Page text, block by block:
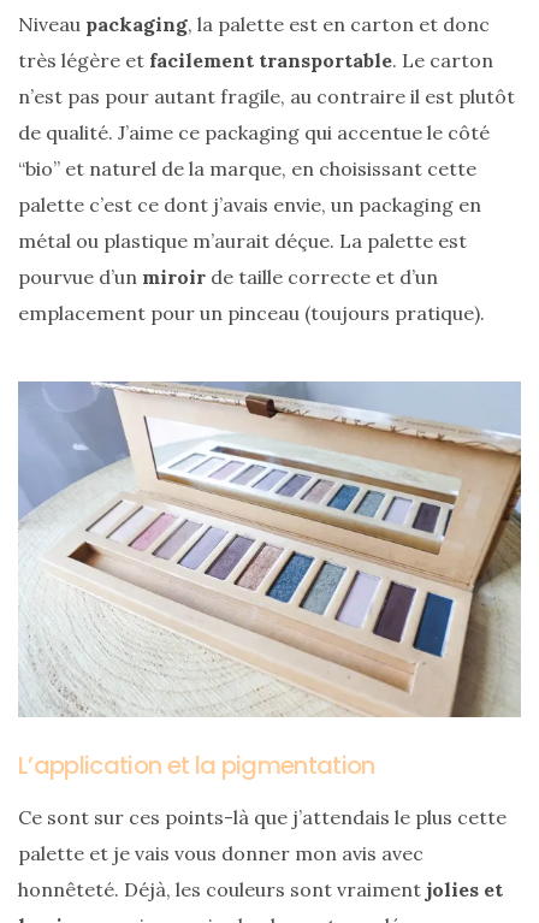
tendances
printemps
sélection
chic
et
pratique
au
quotidien
09/05/2026
Niveau packaging, la palette est en carton et donc
très légère et facilement transportable. Le carton
n’est pas pour autant fragile, au contraire il est plutôt
de qualité. J’aime ce packaging qui accentue le côté
“bio” et naturel de la marque, en choisissant cette
palette c’est ce dont j’avais envie, un packaging en
métal ou plastique m’aurait déçue. La palette est
pourvue d’un miroir de taille correcte et d’un
emplacement pour un pinceau (toujours pratique).
L’application et la pigmentation
Ce sont sur ces points-là que j’attendais le plus cette
palette et je vais vous donner mon avis avec
honnêteté. Déjà, les couleurs sont vraiment jolies et